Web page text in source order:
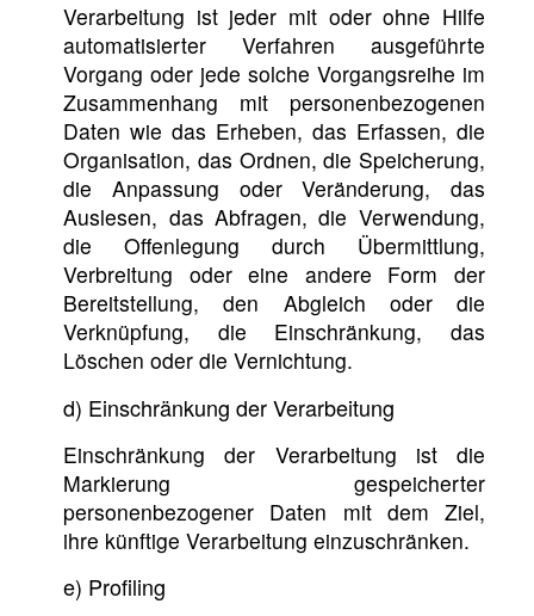
Verarbeitung ist jeder mit oder ohne Hilfe
automatisierter Verfahren ausgeführte
Vorgang oder jede solche Vorgangsreihe im
Zusammenhang mit personenbezogenen
Daten wie das Erheben, das Erfassen, die
Organisation, das Ordnen, die Speicherung,
die Anpassung oder Veränderung, das
Auslesen, das Abfragen, die Verwendung,
die Offenlegung durch Übermittlung,
Verbreitung oder eine andere Form der
Bereitstellung, den Abgleich oder die
Verknüpfung, die Einschränkung, das
Löschen oder die Vernichtung.
d) Einschränkung der Verarbeitung
Einschränkung der Verarbeitung ist die
Markierung gespeicherter
personenbezogener Daten mit dem Ziel,
ihre künftige Verarbeitung einzuschränken.
e) Profiling